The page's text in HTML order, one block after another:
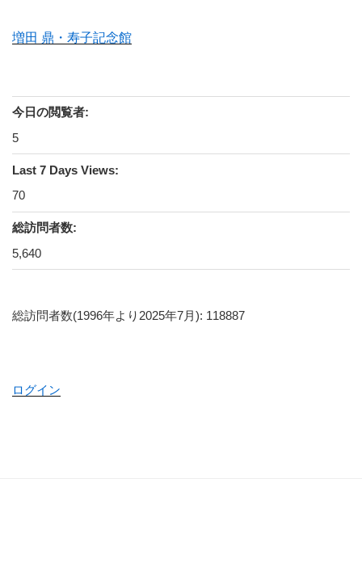
増田 鼎・寿子記念館
今日の閲覧者:
5
Last 7 Days Views:
70
総訪問者数:
5,640
総訪問者数(1996年より2025年7月): 118887
ログイン